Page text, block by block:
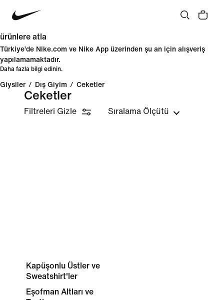
ürünlere atla
Türkiye’de Nike.com ve Nike App üzerinden şu an için alışveriş
yapılamamaktadır.
Daha fazla bilgi edinin.
Giysiler / Dış Giyim / Ceketler
Ceketler
Filtreleri Gizle Sıralama Ölçütü
Kapüşonlu Üstler ve
Sweatshirt'ler
Eşofman Altları ve